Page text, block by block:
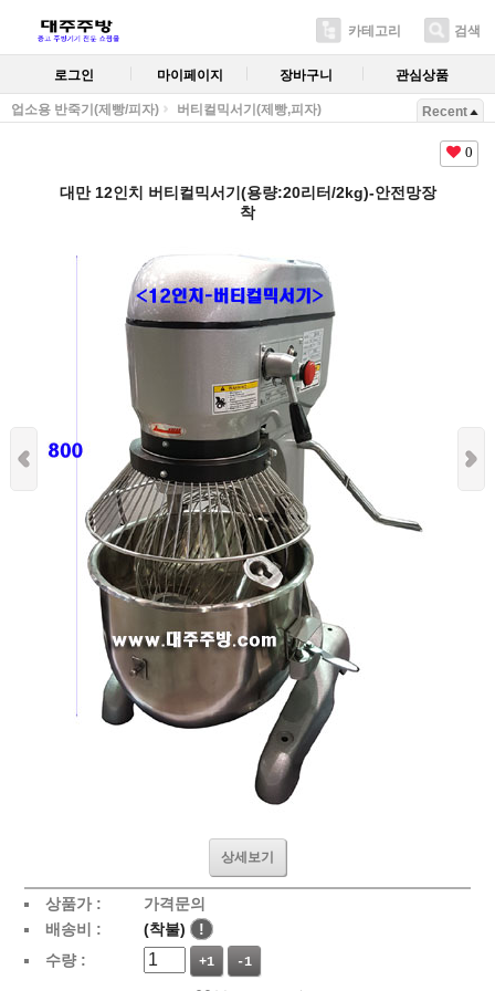
카테고리 검색
로그인 마이페이지 장바구니 관심상품
업소용 반죽기(제빵/피자) 버티컬믹서기(제빵,피자) Recent
0
대만 12인치 버티컬믹서기(용량:20리터/2kg)-안전망장
착
상세보기
상품가 :
가격문의
배송비 :
(착불)
!
수량 :
+1 -1